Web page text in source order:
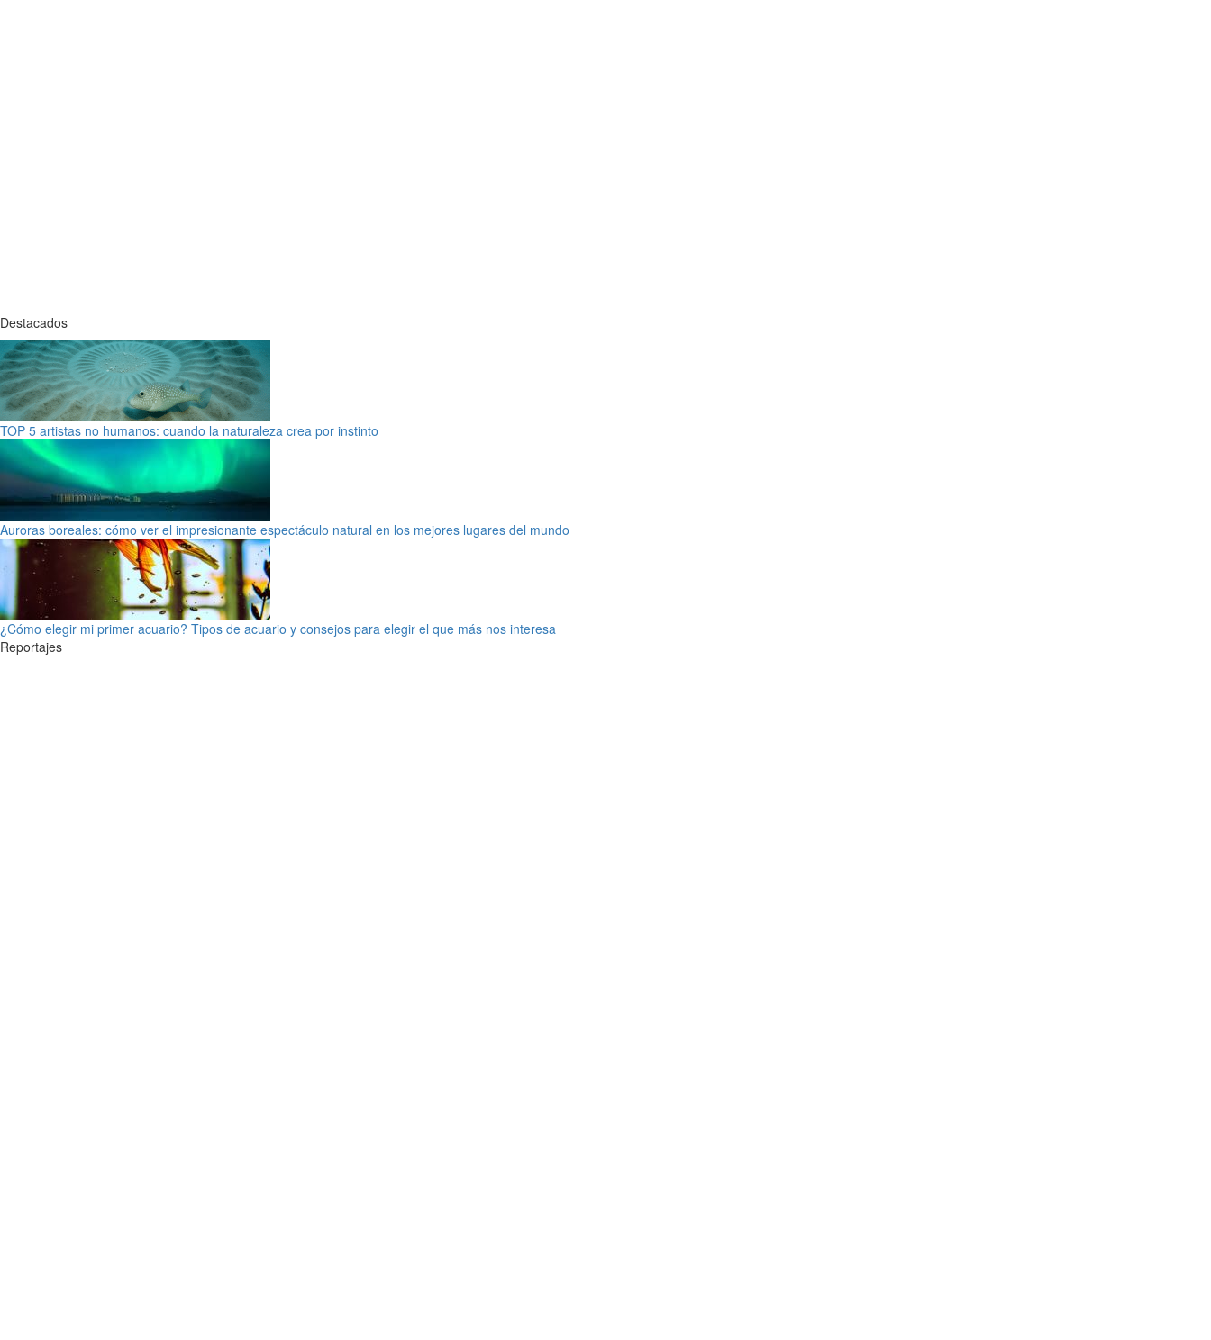
Destacados
TOP 5 artistas no humanos: cuando la naturaleza crea por instinto
Auroras boreales: cómo ver el impresionante espectáculo natural en los mejores lugares del mundo
¿Cómo elegir mi primer acuario? Tipos de acuario y consejos para elegir el que más nos interesa
Reportajes